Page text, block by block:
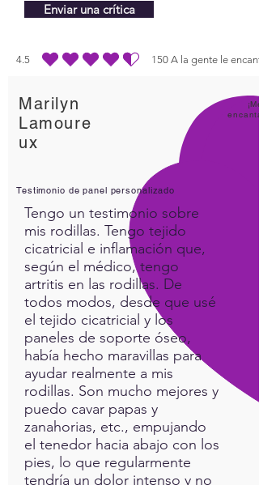
Quantum Field!
Enviar una crítica
4.5 150 A la gente le
la calificación promedio es 4.5 de 5, basada en 150
Marilyn
Lamoure
ux
¡Me
encanta
Testimonio de panel personalizado
Tengo un testimonio sobre
mis rodillas. Tengo tejido
cicatricial e inflamación que,
según el médico, tengo
artritis en las rodillas. De
todos modos, desde que usé
el tejido cicatricial y los
paneles de soporte óseo,
había hecho maravillas para
ayudar realmente a mis
rodillas. Son mucho mejores y
puedo cavar papas y
zanahorias, etc., empujando
el tenedor hacia abajo con los
pies, lo que regularmente
tendría un dolor intenso y no